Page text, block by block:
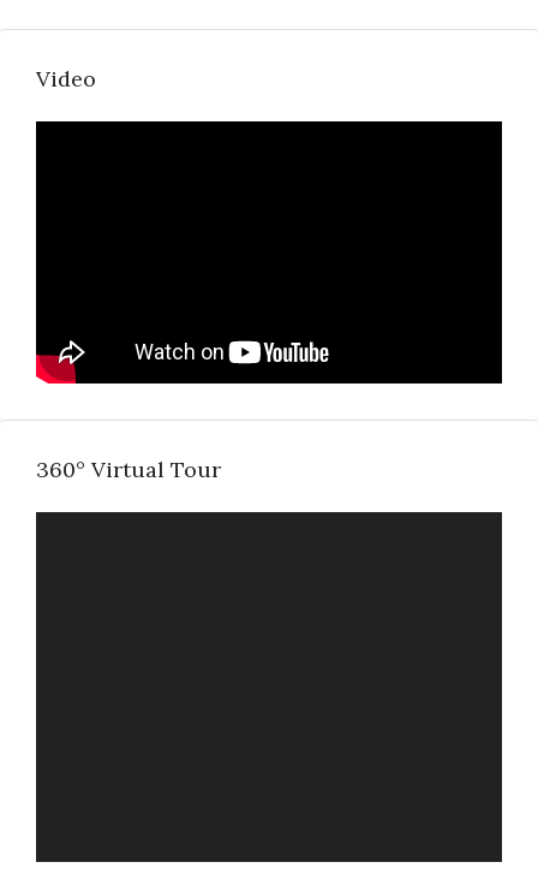
Video
360° Virtual Tour